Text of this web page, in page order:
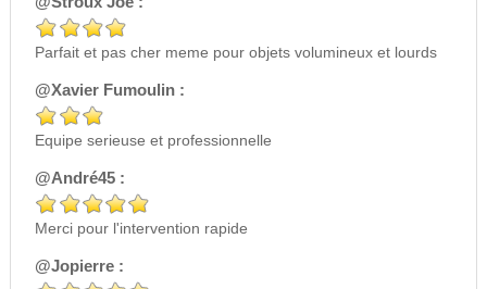
Parfait et pas cher meme pour objets volumineux et lourds
@Xavier Fumoulin :
Equipe serieuse et professionnelle
@André45 :
Merci pour l'intervention rapide
@Jopierre :